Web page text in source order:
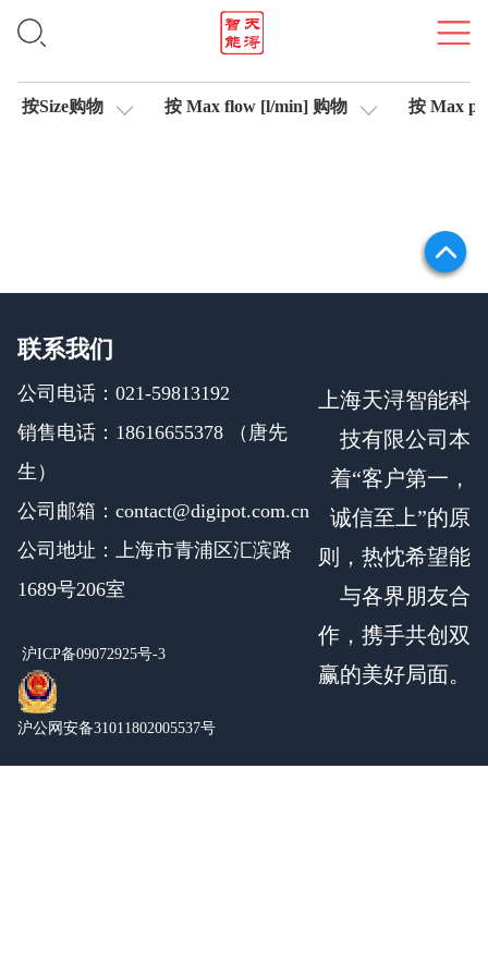
集成式放大器
按Size购物 按 Max flow [l/min] 购物 按 Max
联系我们
公司电话：021-59813192
销售电话：18616655378 （唐先
生）
公司邮箱：contact@digipot.com.cn
公司地址：上海市青浦区汇滨路
1689号206室
沪ICP备09072925号-3
沪公网安备31011802005537号
上海天浔智能科
技有限公司本
着“客户第一，
诚信至上”的原
则，热忱希望能
与各界朋友合
作，携手共创双
赢的美好局面。